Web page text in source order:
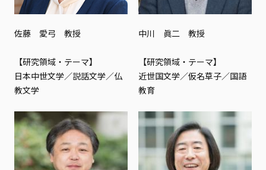
佐藤 愛弓 教授
【研究領域・テーマ】
日本中世文学／説話文学／仏
教文学
中川 眞二 教授
【研究領域・テーマ】
近世国文学／仮名草子／国語
教育